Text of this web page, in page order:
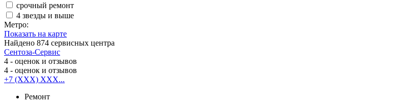
срочный ремонт
4 звезды и выше
Метро:
Показать на карте
Найдено 874 сервисных центра
Сентоза-Сервис
4 - оценок и отзывов
4 - оценок и отзывов
+7 (XXX) XXX...
Ремонт